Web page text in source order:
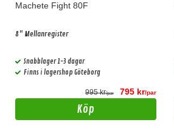
Machete Fight 80F
8" Mellanregister
Snabblager 1-3 dagar
Finns i lagershop Göteborg
995 kr/par 795 kr/par
Köp